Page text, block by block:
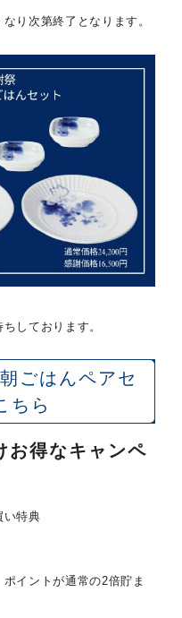
り次第終了となります。
しております。
朝ごはんペアセ
ちら
得なキャンペ
い特典
イントが通常の2倍貯ま